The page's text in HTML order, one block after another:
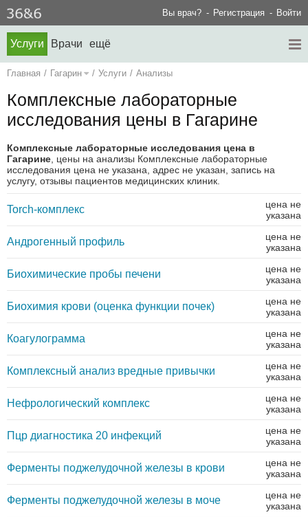
Вы врач? Регистрация Войти
Услуги Врачи ещё
Главная / Гагарин / Услуги / Анализы
Комплексные лабораторные
исследования цены в Гагарине
Комплексные лабораторные исследования цена в
Гагарине , цены на анализы Комплексные лабораторные
исследования цена не указана, адрес не указан, запись на
услугу, отзывы пациентов медицинских клиник.
Torch-комплекс
цена не
указана
Андрогенный профиль
цена не
указана
Биохимические пробы печени
цена не
указана
Биохимия крови (оценка функции почек)
цена не
указана
Коагулограмма
цена не
указана
Комплексный анализ вредные привычки
цена не
указана
Нефрологический комплекс
цена не
указана
Пцр диагностика 20 инфекций
цена не
указана
Ферменты поджелудочной железы в крови
цена не
указана
Ферменты поджелудочной железы в моче
цена не
указана